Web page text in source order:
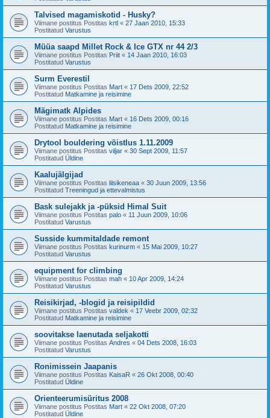
Talvised magamiskotid - Husky?
Viimane postitus Postitas krtl « 27 Jaan 2010, 15:33
Postitatud Varustus
Müüa saapd Millet Rock & Ice GTX nr 44 2/3
Viimane postitus Postitas Priit « 14 Jaan 2010, 16:03
Postitatud Varustus
Surm Everestil
Viimane postitus Postitas Mart « 17 Dets 2009, 22:52
Postitatud Matkamine ja reisimine
Mägimatk Alpides
Viimane postitus Postitas Mart « 16 Dets 2009, 00:16
Postitatud Matkamine ja reisimine
Drytool bouldering võistlus 1.11.2009
Viimane postitus Postitas viljar « 30 Sept 2009, 11:57
Postitatud Üldine
Kaalujälgijad
Viimane postitus Postitas liisikeneaa « 30 Juun 2009, 13:56
Postitatud Treeningud ja ettevalmistus
Bask sulejakk ja -püksid Himal Suit
Viimane postitus Postitas palo « 11 Juun 2009, 10:06
Postitatud Varustus
Susside kummitaldade remont
Viimane postitus Postitas kurinurm « 15 Mai 2009, 10:27
Postitatud Varustus
equipment for climbing
Viimane postitus Postitas mah « 10 Apr 2009, 14:24
Postitatud Varustus
Reisikirjad, -blogid ja reisipildid
Viimane postitus Postitas valdek « 17 Veebr 2009, 02:32
Postitatud Matkamine ja reisimine
soovitakse laenutada seljakotti
Viimane postitus Postitas Andres « 04 Dets 2008, 16:03
Postitatud Varustus
Ronimissein Jaapanis
Viimane postitus Postitas KaisaR « 26 Okt 2008, 00:40
Postitatud Üldine
Orienteerumisüritus 2008
Viimane postitus Postitas Mart « 22 Okt 2008, 07:20
Postitatud Üldine